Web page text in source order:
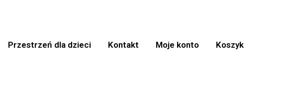
Przestrzeń dla dzieci Kontakt Moje konto Koszyk